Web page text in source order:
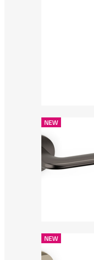
NEW
NEW